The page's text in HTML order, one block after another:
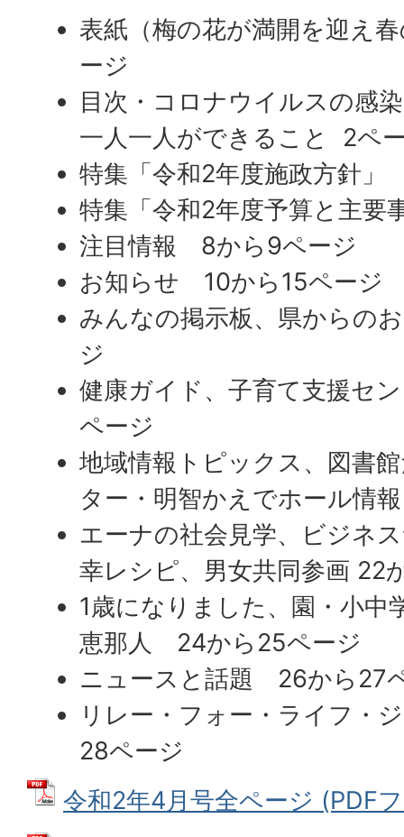
表紙（梅の花が満開を迎え
ージ
目次・コロナウイルスの感
一人一人ができること 2ペ
特集「令和2年度施政方針
特集「令和2年度予算と主
注目情報 8から9ページ
お知らせ 10から15ページ
みんなの掲示板、県からの
ジ
健康ガイド、子育て支援セ
ページ
地域情報トピックス、図書
ター・明智かえでホール情
エーナの社会見学、ビジネ
幸レシピ、男女共同参画 22
1歳になりました、園・小中
恵那人 24から25ページ
ニュースと話題 26から27
リレー・フォー・ライフ
28ページ
令和2年4月号全ページ (PDF